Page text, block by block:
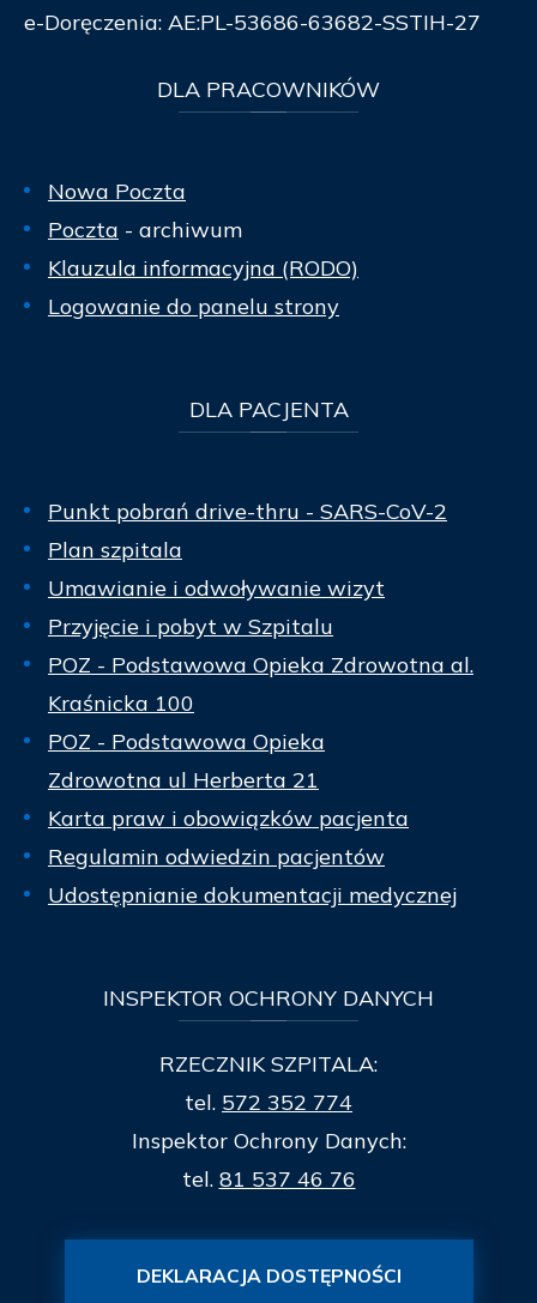
e-Doręczenia: AE:PL-53686-63682-SSTIH-27
DLA PRACOWNIKÓW
Nowa Poczta
Poczta - archiwum
Klauzula informacyjna (RODO)
Logowanie do panelu strony
DLAPACJENTA
Punkt pobrań drive-thru - SARS-CoV-2
Plan szpitala
Umawianie i odwoływanie wizyt
Przyjęcie i pobyt w Szpitalu
POZ - Podstawowa Opieka Zdrowotna al.
Kraśnicka 100
POZ - Podstawowa Opieka
Zdrowotna ul Herberta 21
Karta praw i obowiązków pacjenta
Regulamin odwiedzin pacjentów
Udostępnianie dokumentacji medycznej
INSPEKTOR OCHRONY DANYCH
RZECZNIK SZPITALA:
tel. 572 352 774
Inspektor Ochrony Danych:
tel. 81 537 46 76
DEKLARACJA DOSTĘPNOŚCI